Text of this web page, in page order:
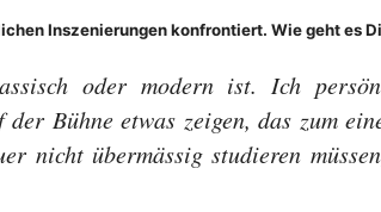
Inszenierungen konfrontiert. Wie geht es
oder modern ist. Ich
Bühne etwas zeigen, das zum
nicht übermässig studieren